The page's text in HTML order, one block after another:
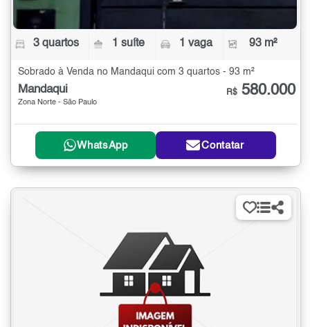
3 quartos 1 suíte 1 vaga 93 m²
Sobrado à Venda no Mandaqui com 3 quartos - 93 m²
Mandaqui
Zona Norte - São Paulo
R$ 580.000
WhatsApp Contatar